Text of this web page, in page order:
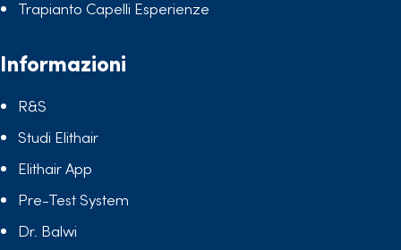
Trapianto Capelli Esperienze
Informazioni
R&S
Studi Elithair
Elithair App
Pre-Test System
Dr. Balwi